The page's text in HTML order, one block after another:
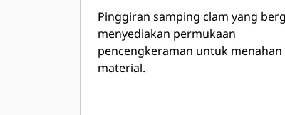
Pinggiran samping clam yang
menyediakan permukaan
pencengkeraman untuk menahan
material.